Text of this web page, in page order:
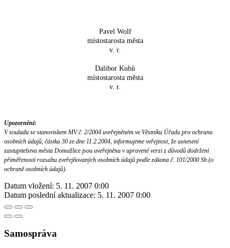
Pavel Wolf
místostarosta města
v. r.
Dalibor Kubů
místostarosta města
v. r.
Upozornění:
V souladu se stanoviskem MV č. 2/2004 uveřejněném ve Věstníku Úřadu pro ochranu
osobních údajů, částka 30 ze dne 11.2.2004, informujeme veřejnost, že usnesení
zastupitelstva města Domažlice jsou uveřejněna v upravené verzi z důvodů dodržení
přiměřenosti rozsahu zveřejňovaných osobních údajů podle zákona č. 101/2000 Sb.(o
ochraně osobních údajů).
Datum vložení: 5. 11. 2007 0:00
Datum poslední aktualizace: 5. 11. 2007 0:00
Samospráva